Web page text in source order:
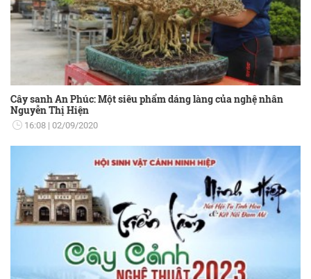
Cây sanh An Phúc: Một siêu phẩm dáng làng của nghệ nhân
Nguyễn Thị Hiện
16:08 02/09/2020